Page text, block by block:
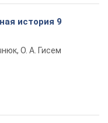
история 9
О. А. Гисем